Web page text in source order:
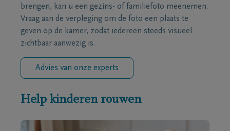
brengen, kan u een gezins- of familiefoto meenemen.
Vraag aan de verpleging om de foto een plaats te
geven op de kamer, zodat iedereen steeds visueel
zichtbaar aanwezig is.
Advies van onze experts
Help kinderen rouwen